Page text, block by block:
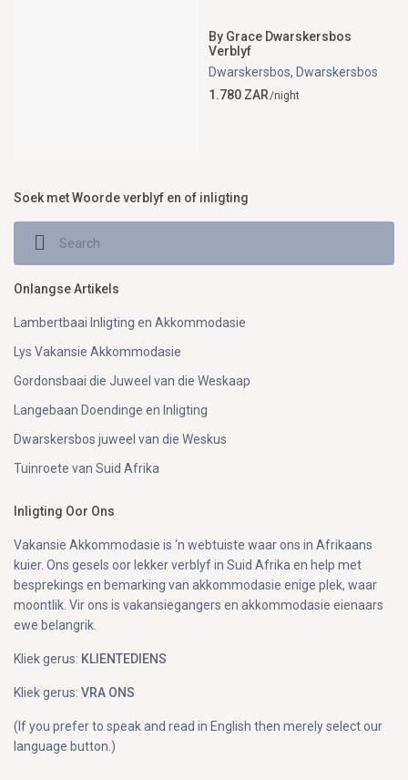
By Grace Dwarskersbos
Verblyf
Dwarskersbos, Dwarskersbos
1.780 ZAR/night
Soek met Woorde verblyf en of inligting
Onlangse Artikels
Lambertbaai Inligting en Akkommodasie
Lys Vakansie Akkommodasie
Gordonsbaai die Juweel van die Weskaap
Langebaan Doendinge en Inligting
Dwarskersbos juweel van die Weskus
Tuinroete van Suid Afrika
Inligting Oor Ons
Vakansie Akkommodasie is ‘n webtuiste waar ons in Afrikaans
kuier. Ons gesels oor lekker verblyf in Suid Afrika en help met
besprekings en bemarking van akkommodasie enige plek, waar
moontlik. Vir ons is vakansiegangers en akkommodasie eienaars
ewe belangrik.
Kliek gerus: KLIENTEDIENS
Kliek gerus:VRA ONS
(If you prefer to speak and read in English then merely select our
language button.)